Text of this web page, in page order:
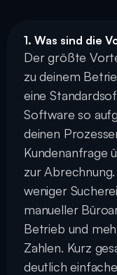
1. Was sind die
Der größte
zu deinem
eine
Software so
deinen
Kundenanfrage
zur
weniger
manueller
Betrieb und
Zahlen. Kurz
deutlich